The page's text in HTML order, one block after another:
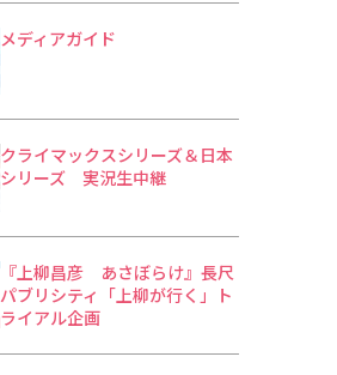
メディアガイド
クライマックスシリーズ＆日本
シリーズ 実況生中継
『上柳昌彦 あさぼらけ』長尺
パブリシティ「上柳が行く」ト
ライアル企画